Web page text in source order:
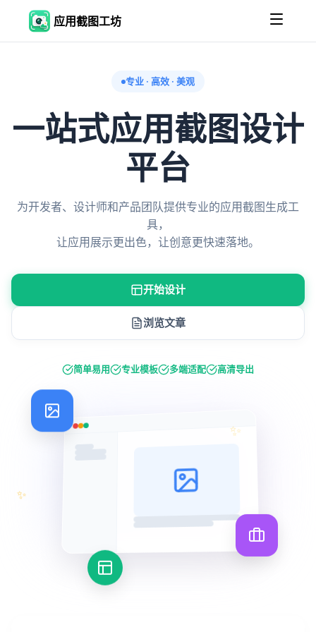
应用截图工坊
专业 · 高效 · 美观
一站式应用截图设计
平台
为开发者、设计师和产品团队提供专业的应用截图生成工
具，
让应用展示更出色，让创意更快速落地。
开始设计
浏览文章
简单易用 专业模板 多端适配 高清导出
✨
✨